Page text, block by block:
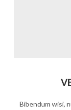
Bibendum wisi,